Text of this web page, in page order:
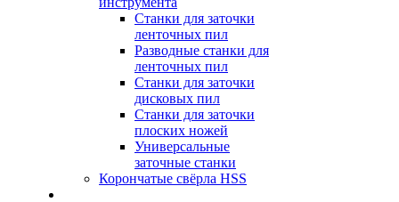
Станки для заточки
ленточных пил
Разводные станки для
ленточных пил
Станки для заточки
дисковых пил
Станки для заточки
плоских ножей
Универсальные
заточные станки
Корончатые свёрла HSS